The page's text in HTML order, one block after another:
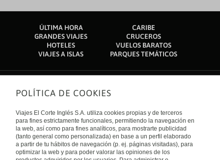
ÚLTIMA HORA
CARIBE
GRANDES VIAJES
CRUCEROS
HOTELES
VUELOS BARATOS
VIAJES A ISLAS
PARQUES TEMÁTICOS
Sobre nosotros
Quiénes somos
Financiación
Sostenibilidad
Turismo accesible
Tarjeta El Corte Inglés
Trabaja con nosotros
El Corte Inglés
Enlaces de interés
Guías de viaje
Catálogos
Auto check-in
Internacional
POLÍTICA DE COOKIES
Viajes El Corte Inglés S.A. utiliza cookies propias y de terceros
para fines estrictamente funcionales, permitiendo la navegación en
la web, así como para fines analíticos, para mostrarte publicidad
(tanto general como personalizada) en base a un perfil elaborado
a partir de tu hábitos de navegación (p. ej. páginas visitadas), para
optimizar la web y para poder valorar las opiniones de los